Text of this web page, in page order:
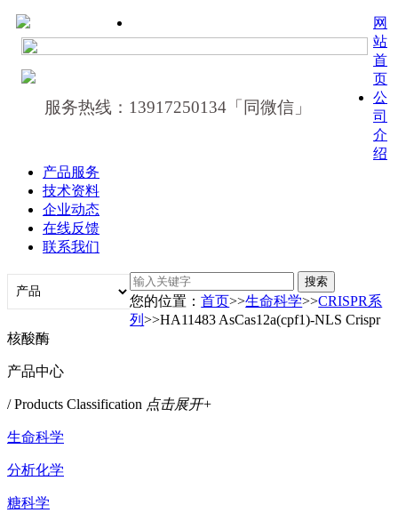
服务热线：13917250134「同微信」
网
站
首
页
公
司
介
绍
产品服务
技术资料
企业动态
在线反馈
联系我们
您的位置：首页>>生命科学>>CRISPR系
列>>HA11483 AsCas12a(cpf1)-NLS Crispr
核酸酶
产品中心
/ Products Classification 点击展开+
生命科学
分析化学
糖科学